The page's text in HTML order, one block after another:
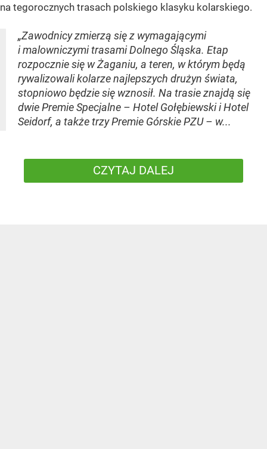
na tegorocznych trasach polskiego klasyku kolarskiego.
„Zawodnicy zmierzą się z wymagającymi
i malowniczymi trasami Dolnego Śląska. Etap
rozpocznie się w Żaganiu, a teren, w którym będą
rywalizowali kolarze najlepszych drużyn świata,
stopniowo będzie się wznosił. Na trasie znajdą się
dwie Premie Specjalne – Hotel Gołębiewski i Hotel
Seidorf, a także trzy Premie Górskie PZU – w...
CZYTAJ DALEJ